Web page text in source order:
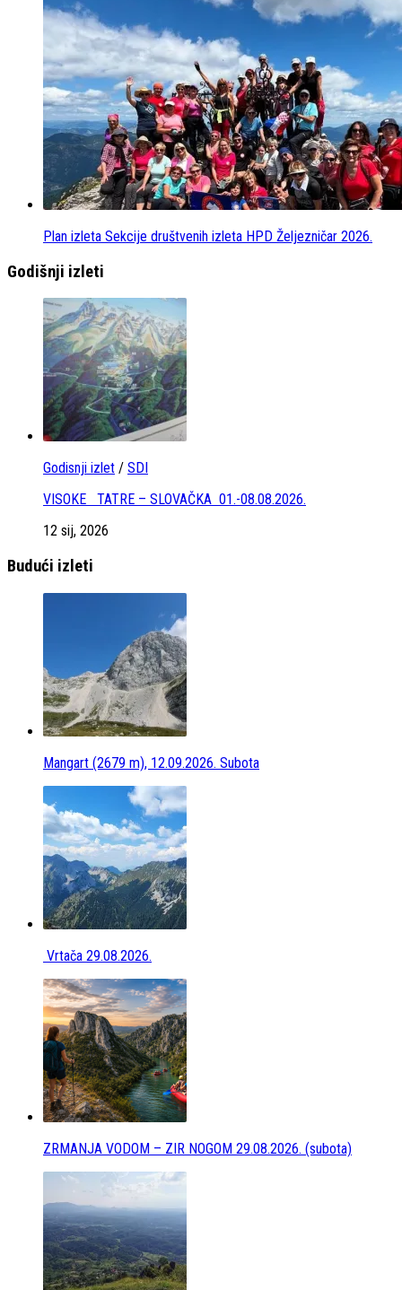
Plan izleta Sekcije društvenih izleta HPD Željezničar 2026.
Godišnji izleti
Godisnji izlet / SDI
VISOKE TATRE – SLOVAČKA 01.-08.08.2026.
12 sij, 2026
Budući izleti
Mangart (2679 m), 12.09.2026. Subota
Vrtača 29.08.2026.
ZRMANJA VODOM – ZIR NOGOM 29.08.2026. (subota)